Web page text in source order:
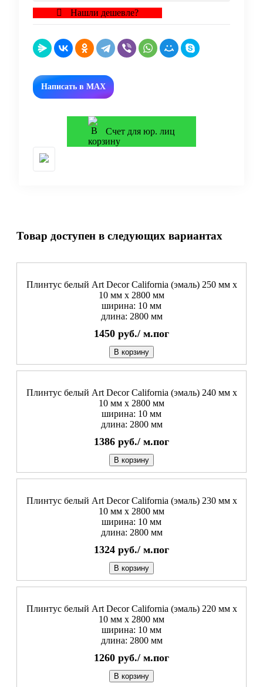
Нашли дешевле?
Написать в MAX
Счет для юр. лиц
Товар доступен в следующих вариантах
Плинтус белый Art Decor California (эмаль) 250 мм х
10 мм х 2800 мм
ширина: 10 мм
длина: 2800 мм
1450 руб./ м.пог
В корзину
Плинтус белый Art Decor California (эмаль) 240 мм х
10 мм х 2800 мм
ширина: 10 мм
длина: 2800 мм
1386 руб./ м.пог
В корзину
Плинтус белый Art Decor California (эмаль) 230 мм х
10 мм х 2800 мм
ширина: 10 мм
длина: 2800 мм
1324 руб./ м.пог
В корзину
Плинтус белый Art Decor California (эмаль) 220 мм х
10 мм х 2800 мм
ширина: 10 мм
длина: 2800 мм
1260 руб./ м.пог
В корзину